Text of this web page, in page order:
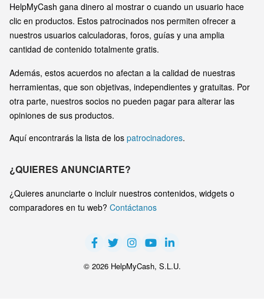
HelpMyCash gana dinero al mostrar o cuando un usuario hace
clic en productos. Estos patrocinados nos permiten ofrecer a
nuestros usuarios calculadoras, foros, guías y una amplia
cantidad de contenido totalmente gratis.
Además, estos acuerdos no afectan a la calidad de nuestras
herramientas, que son objetivas, independientes y gratuitas. Por
otra parte, nuestros socios no pueden pagar para alterar las
opiniones de sus productos.
Aquí encontrarás la lista de los patrocinadores.
¿QUIERES ANUNCIARTE?
¿Quieres anunciarte o incluir nuestros contenidos, widgets o
comparadores en tu web? Contáctanos
© 2026 HelpMyCash, S.L.U.